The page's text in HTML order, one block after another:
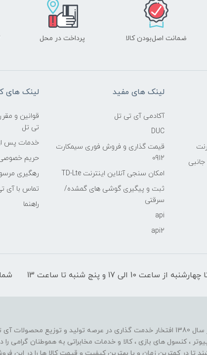
ضمانت اصل‌بودن کالا پرداخت در محل
جانبی
لینک های مفید
آکادمی آی تی تل
DUC
قیمت گذاری و فروش فوری سیمکارت
0912
امکان سنجی آنلاین اینترنت TD-Lte
ثبت و پیگیری گوشی های گمشده/
سرقتی
api
api2
لینک های
قوانین و
تی تل
خدمات پس
حریم
رهگیری
تماس با آی
راهنما
10 الی 17 و پنج شنبه تا ساعت 13
، کنسول های بازی ، کالا و خدمات مخابراتی به هموطنان گرامی را
تا در کمترین زمان و با بهترین کیفیت و قیمت کالا ها را در این